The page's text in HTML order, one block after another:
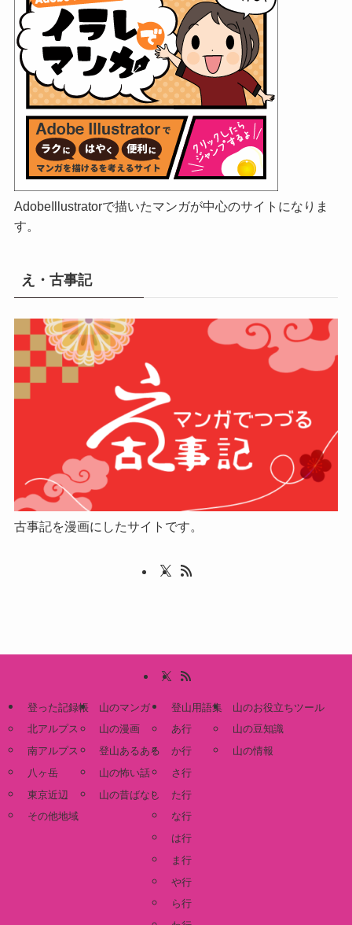
AdobeIllustratorで描いたマンガが中心のサイトになりま
す。
え・古事記
古事記を漫画にしたサイトです。
登った記録帳
北アルプス
南アルプス
八ヶ岳
東京近辺
その他地域
山のマンガ
山の漫画
登山あるある
山の怖い話
山の昔ばなし
登山用語集
あ行
か行
さ行
た行
な行
は行
ま行
や行
ら行
山のお役立ちツール
山の豆知識
山の情報